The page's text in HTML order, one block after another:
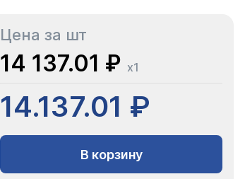
Цена за шт
14 137.01 ₽ x1
14.137.01 ₽
В корзину